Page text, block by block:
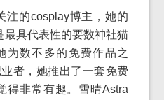
注的cosplay博主，她的
具代表性的要数神社猫
为数不多的免费作品之
者，她推出了一套免费
得非常有趣。雪晴Astra